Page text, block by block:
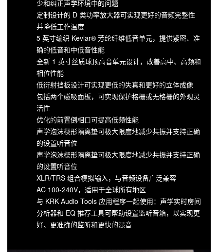
少和纠正声学环境中的问题
定制设计的 D 类功率放大器可实现更好的音频完整性
并降低工作温度
5 英寸编织 Kevlar® 芳纶纤维低音单元，提供紧密、准
确的低音和中低音性能
全新 1 英寸丝质球顶高音单元设计，改善高中、高频和
相位性能
低衍射挡板设计可实现更低的失真和更好的立体成像
包括两个磁吸面板，可实现保护格栅或无格栅的外观灵
活性
优化的前置倒相口可提高低频性能
声学泡沫楔形隔离垫可极大限度地减少共振并支持正确
的设置听音位
声学泡沫楔形隔离垫可极大限度地减少共振并支持正确
的设置听音位
XLR/TRS 组合模拟输入，与音频设备广泛兼容
AC 100-240V，适用于全球所有地区
与 KRK Audio Tools 应用程序一起使用：声学实时房间
分析器和 EQ 推荐工具可帮助设置监听音箱，以实现更
好、更准确的监听和更快的混音